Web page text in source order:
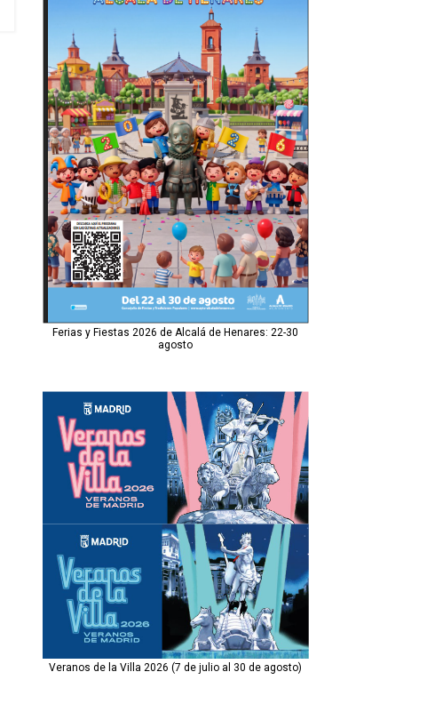
Ferias y Fiestas 2026 de Alcalá de Henares: 22-30
agosto
Veranos de la Villa 2026 (7 de julio al 30 de agosto)